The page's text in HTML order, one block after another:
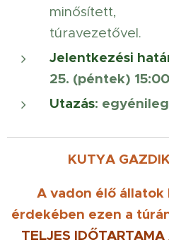
minősített,
túravezetővel.
Jelentkezési
25. (péntek)
Utazás: egyénileg
KUTYA
A vadon élő
érdekében ezen a
TELJES